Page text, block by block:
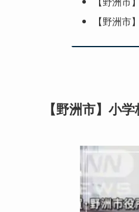
【野洲市
【野洲市】小